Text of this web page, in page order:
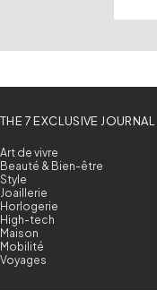
THE 7 EXCLUSIVE JOURNAL
Art de vivre
Beauté & Bien-être
Style
Joaillerie
Horlogerie
High-tech
Maison
Mobilité
Voyages